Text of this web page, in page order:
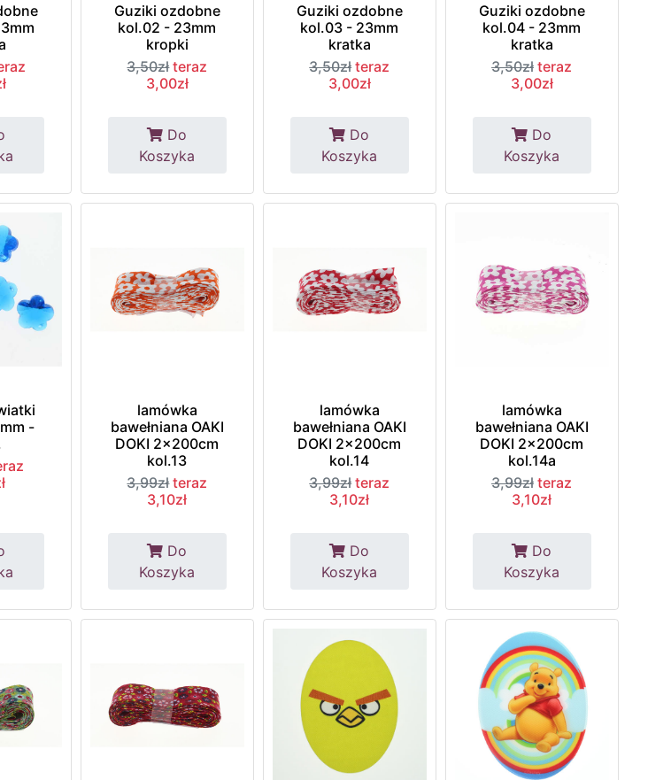
Guziki ozdobne
kol.02 - 23mm
kropki
3,50zł teraz
3,00zł
Do
Koszyka
Guziki ozdobne
kol.03 - 23mm
kratka
3,50zł teraz
3,00zł
Do
Koszyka
Guziki ozdobne
kol.04 - 23mm
kratka
3,50zł teraz
3,00zł
Do
Koszyka
-
lamówka
bawełniana OAKI
DOKI 2x200cm
kol.13
3,99zł teraz
3,10zł
Do
Koszyka
lamówka
bawełniana OAKI
DOKI 2x200cm
kol.14
3,99zł teraz
3,10zł
Do
Koszyka
lamówka
bawełniana OAKI
DOKI 2x200cm
kol.14a
3,99zł teraz
3,10zł
Do
Koszyka